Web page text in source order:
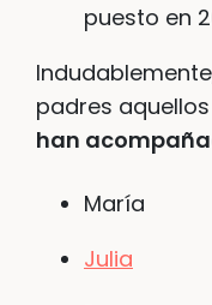
puesto en
padres
han
María
Julia